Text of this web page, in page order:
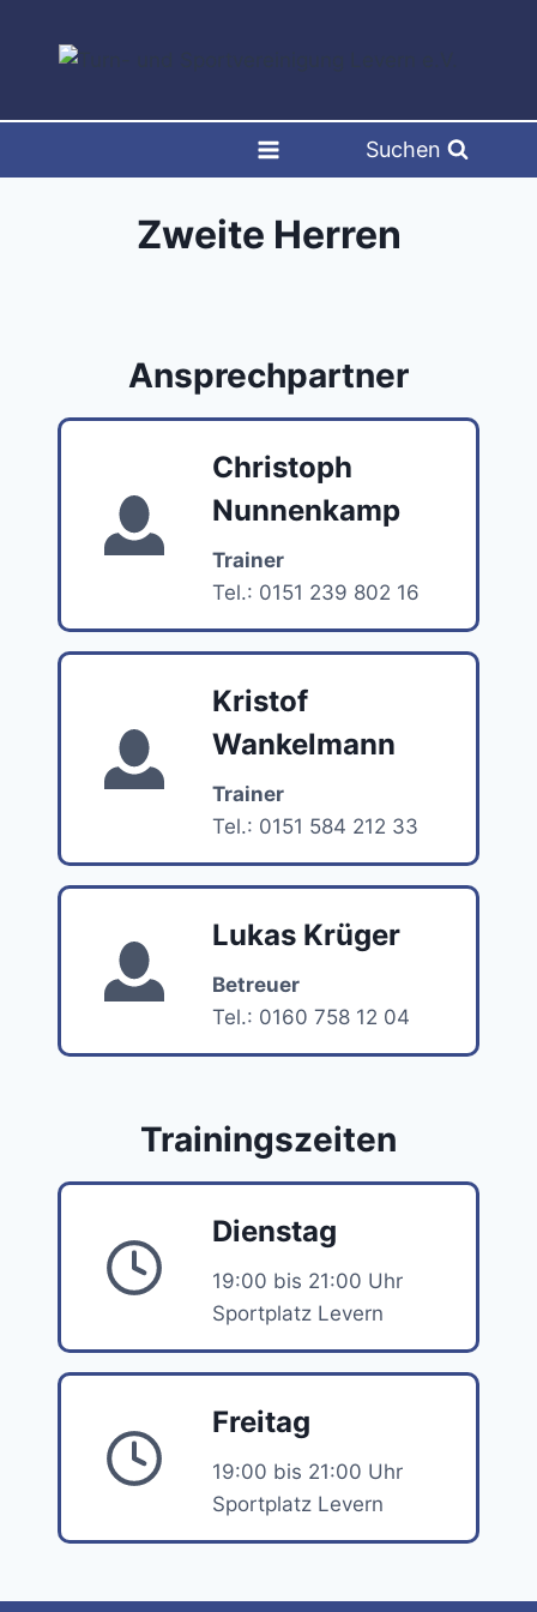
Suchen
Zweite Herren
Ansprechpartner
Christoph
Nunnenkamp
Trainer
Tel.: 0151 239 802 16
Kristof
Wankelmann
Trainer
Tel.: 0151 584 212 33
Lukas Krüger
Betreuer
Tel.: 0160 758 12 04
Trainingszeiten
Dienstag
19:00 bis 21:00 Uhr
Sportplatz Levern
Freitag
19:00 bis 21:00 Uhr
Sportplatz Levern